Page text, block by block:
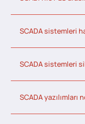
SCADA sistemleri
SCADA sistemleri
SCADA yazılımları